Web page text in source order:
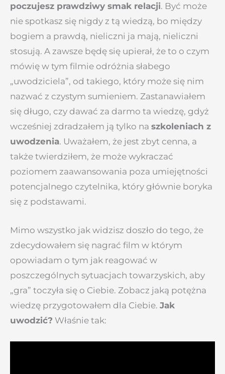
poczujesz prawdziwy smak relacji. Być może
nie spotkasz się nigdy z tą wiedzą, bo między
bogiem a prawdą, nieliczni ja mają, nieliczni
stosują. A zawsze będę się upierał, że to o czym
mówię w tym filmie odróżnia słabego
„uwodziciela”, od takiego, który może się nim
nazwać z czystym sumieniem. Zastanawiałem
się długo, czy dawać za darmo ta wiedzę, gdyż
wcześniej zdradzałem ją tylko na szkoleniach z
uwodzenia. Uważałem, że jest zbyt cenna, a
także twierdziłem, że może wykraczać
poziomem zaawansowania poza umiejętności
potencjalnego czytelnika, który głównie boryka
się z podstawami.
Mimo wszystko jak widzisz doszło do tego, że
zdecydowałem się nagrać film w którym
opowiadam o tym jak reagować w
poszczególnych sytuacjach towarzyskich, aby
„gra” toczyła się o Ciebie. Zobacz jaką potężna
wiedzę przygotowałem dla Ciebie. Jak
uwodzić? Właśnie tak: